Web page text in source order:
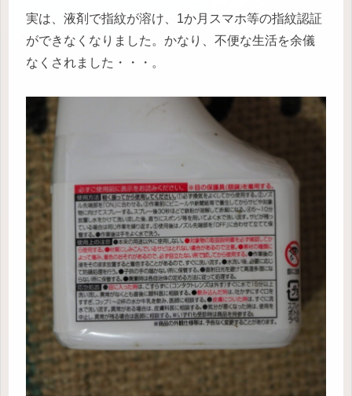
実は、液剤で指紋が溶け、1か月スマホ等の指紋認証
ができなくなりました。かなり、不便な生活を余儀
なくされました・・・。